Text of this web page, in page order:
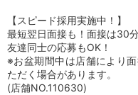
【スピード採用実施中！】
最短翌日面接も！面接は30分
友達同士の応募もOK！
※お盆期間中は店舗により
ただく場合があります。
(店舗NO.110630)